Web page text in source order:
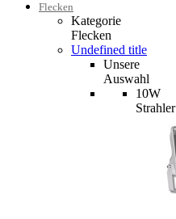
Flecken
Kategorie
Flecken
Undefined title
Unsere
Auswahl
10W
Strahler